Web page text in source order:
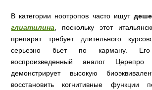
В категории ноотропов часто ищут
глиатилина , поскольку этот
препарат требует длительного
серьезно бьет по карману. Его
воспроизведенный аналог
демонстрирует высокую
восстановить когнитивные функции